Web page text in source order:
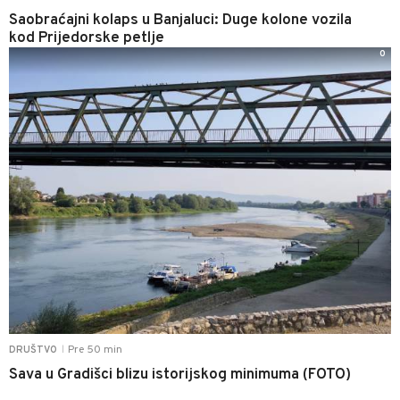
Saobraćajni kolaps u Banjaluci: Duge kolone vozila
kod Prijedorske petlje
DRUŠTVO Pre 50 min
Sava u Gradišci blizu istorijskog minimuma (FOTO)
0